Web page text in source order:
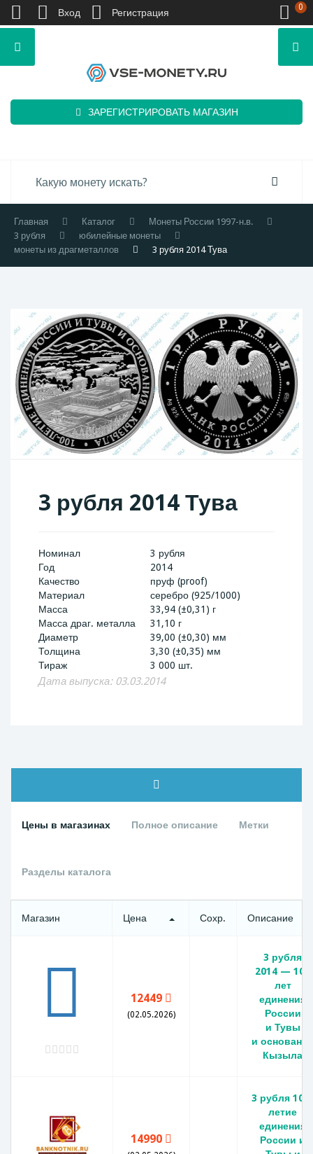
ЗАРЕГИСТРИРОВАТЬ МАГАЗИН
Главная Каталог
Монеты России 1997-н.в.
3 рубля
юбилейные монеты
монеты из драгметаллов
3 рубля 2014 Тува
3 рубля 2014 Тува
Номинал
3 рубля
Год
2014
Качество
пруф (proof)
Материал
серебро (925/1000)
Масса
33,94 (±0,31) г
Масса драг. металла
31,10 г
Диаметр
39,00 (±0,30) мм
Толщина
3,30 (±0,35) мм
Тираж
3 000 шт.
Дата выпуска: 03.03.2014
Цены в магазинах Полное описание Метки
Разделы каталога
Магазин Цена Сохр. Описание
12449
(02.05.2026)
3 рубля
2014 — 100
лет
единения
России
и Тувы
и основания
Кызыла
14990
3 рубля 100-
летие
единения
России и
Вход Регистрация 0